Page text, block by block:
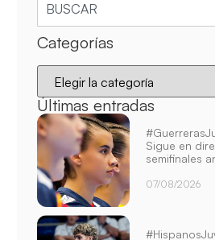
Categorías
Últimas entradas
Sigue en
semifinales
07/08/2026